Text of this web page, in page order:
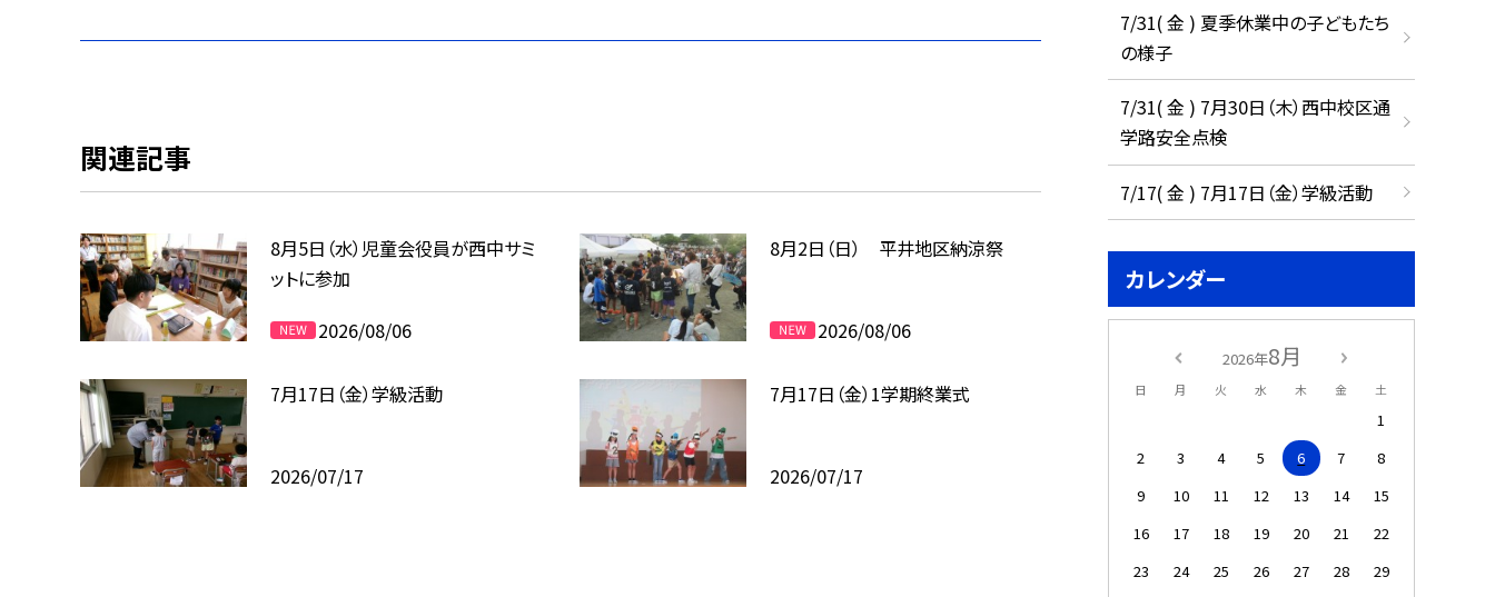
関連記事
8月5日（水）児童会役員が西中サミ
ットに参加
2026/08/06
8月2日（日） 平井地区納涼祭
2026/08/06
7月17日（金）学級活動
2026/07/17
7月17日（金）1学期終業式
2026/07/17
7/31( 金 ) 夏季休業中の子どもたち
の様子
7/31( 金 ) 7月30日（木）西中校区通
学路安全点検
7/17( 金 ) 7月17日（金）学級活動
カレンダー
2026年8月
日 月 火 水 木 金 土
1
2
3 4 5 6 7
8
9
10 11 12 13 14
15
16
17 18 19 20 21
22
23
24 25 26 27 28
29